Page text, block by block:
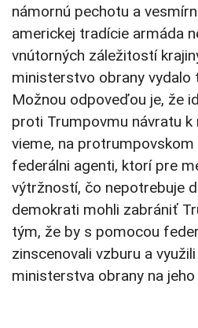
námornú pechotu a
americkej tradície armáda
vnútorných záležitostí
ministerstvo obrany vydalo
Možnou odpoveďou je, že
proti Trumpovmu návratu k
vieme, na
federálni agenti, ktorí pre
výtržností, čo nepotrebuje
demokrati mohli zabrániť
tým, že by s pomocou
zinscenovali vzburu a
ministerstva obrany na